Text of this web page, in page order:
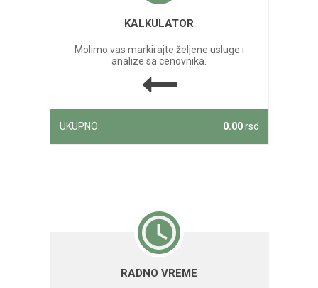
KALKULATOR
Molimo vas markirajte željene usluge i
analize sa cenovnika.
UKUPNO: 0.00rsd
RADNO VREME